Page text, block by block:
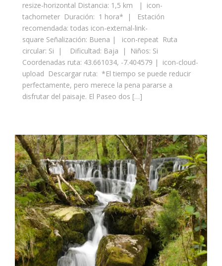
resize-horizontal Distancia: 1,5 km | icon-
tachometer Duración: 1 hora* | Estación
recomendada: todas icon-external-link-
square Señalización: Buena | icon-repeat Ruta
circular: Si | Dificultad: Baja | Niños: Si
Coordenadas ruta: 43.661034, -7.404579 | icon-cloud-
upload Descargar ruta: *El tiempo se puede reducir
perfectamente, pero merece la pena pararse a
disfrutar del paisaje. El Paseo dos […]